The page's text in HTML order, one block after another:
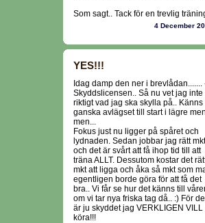
Som sagt.. Tack för en trevlig
4 December
YES!!!
Idag damp den ner i brevlådan.......
Skyddslicensen.. Så nu vet jag inte
riktigt vad jag ska skylla på.. Känns
ganska avlägset till start i lägre
men...
Fokus just nu ligger på spåret och
lydnaden. Sedan jobbar jag rätt mkt
och det är svårt att få ihop tid till att
träna ALLT. Dessutom kostar det
mkt att ligga och åka så mkt som
egentligen borde göra för att få det
bra.. Vi får se hur det känns till
om vi tar nya friska tag då.. :) För
är ju skyddet jag VERKLIGEN VILL
köra!!!